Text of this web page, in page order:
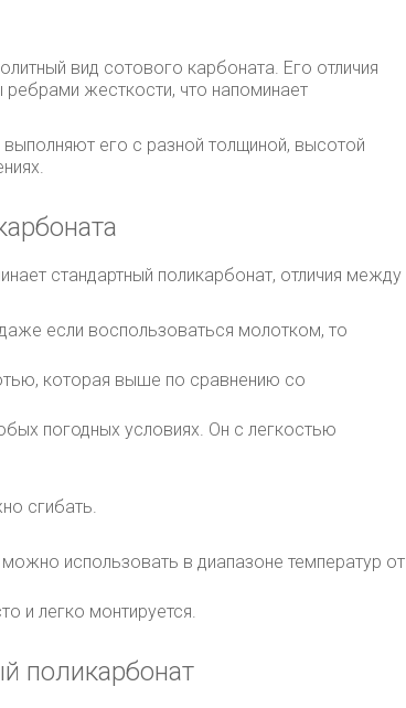
вид сотового карбоната. Его отличия
жесткости, что напоминает
его с разной толщиной, высотой
стандартный поликарбонат, отличия между
если воспользоваться молотком, то
которая выше по сравнению со
погодных условиях. Он с легкостью
сгибать.
использовать в диапазоне температур от
и легко монтируется.
поликарбонат